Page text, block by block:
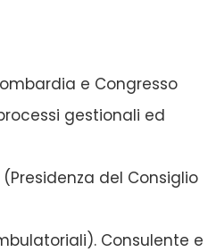
e Congresso
gestionali ed
del Consiglio
Consulente e